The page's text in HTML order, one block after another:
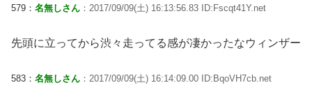
579： 名無しさん ：2017/09/09(土) 16:13:56.83 ID:Fscqt41Y.net
先頭に立ってから渋々走ってる感が凄かったなウィンザー
583： 名無しさん ：2017/09/09(土) 16:14:09.00 ID:BqoVH7cb.net